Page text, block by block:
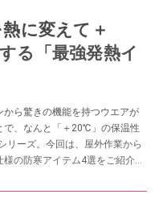
に変えて＋
る「最強発熱イ
ら驚きの機能を持つウエアが
で、なんと「＋20℃」の保温性
リーズ。今回は、屋外作業から
の防寒アイテム4選をご紹介し